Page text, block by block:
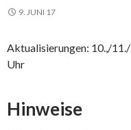
9. JUNI 17
Aktualisierungen: 10.,/
Uhr
Hinweise